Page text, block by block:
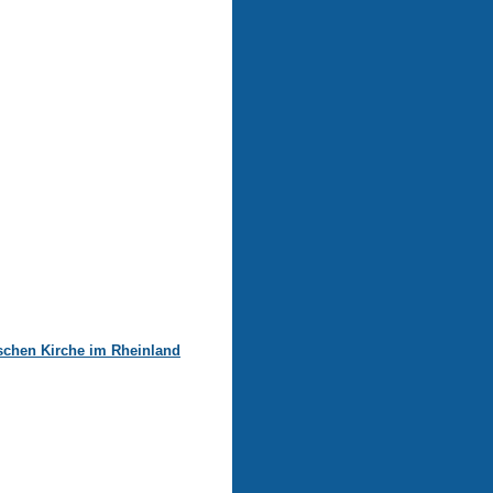
Kirche im Rheinland